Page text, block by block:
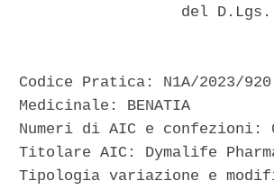
del
Codice Pratica: N1A/2023/
  Medicinale: BENATIA
Numeri di AIC e
Titolare AIC: Dymalife
Tipologia variazione e